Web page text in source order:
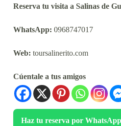
Reserva tu visita a Salinas de
WhatsApp: 0968747017
Web: toursalinerito.com
Cúentale a tus amigos
Haz tu reserva por WhatsApp